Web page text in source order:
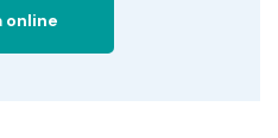
online